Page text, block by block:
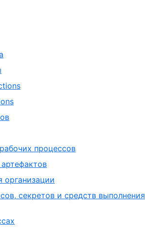
процессов
организации
секретов и средств выполнения